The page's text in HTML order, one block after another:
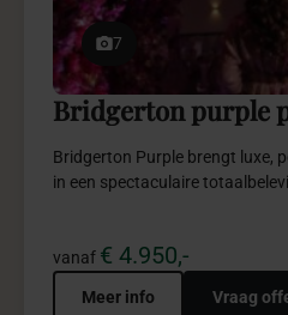
7
Bridgerton purple
Bridgerton Purple brengt luxe,
in een spectaculaire
vanaf € 4.950,-
Meer info Vraag